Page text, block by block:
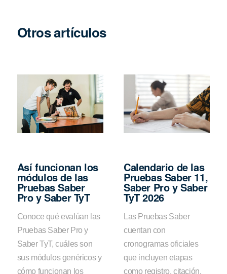
Otros artículos
Así funcionan los
módulos de las
Pruebas Saber
Pro y Saber TyT
Conoce qué evalúan las
Pruebas Saber Pro y
Saber TyT, cuáles son
sus módulos genéricos y
cómo funcionan los
Calendario de las
Pruebas Saber 11,
Saber Pro y Saber
TyT 2026
Las Pruebas Saber
cuentan con
cronogramas oficiales
que incluyen etapas
como registro, citación,